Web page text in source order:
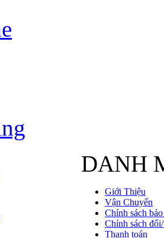
DANH
Giới Thiệu
Vận Chuyển
Chính sách
Chính sách
Thanh toán